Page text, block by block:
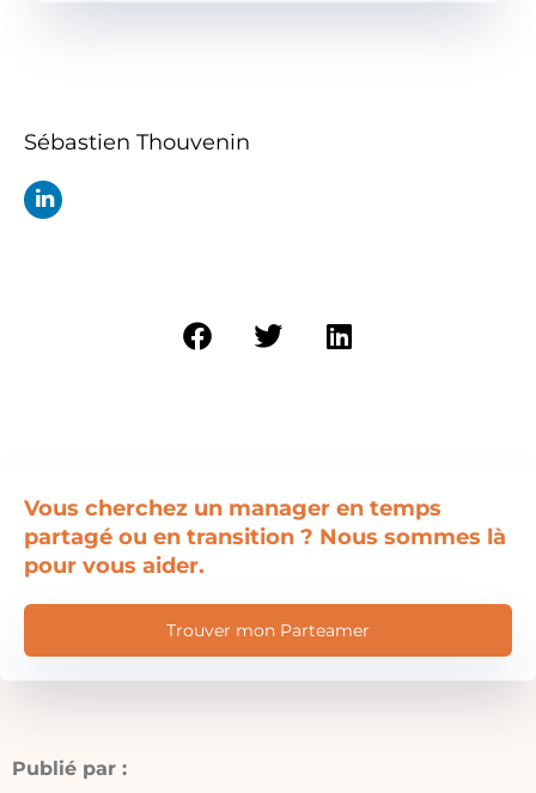
Sébastien Thouvenin
Vous cherchez un manager en temps
partagé ou en transition ? Nous sommes là
pour vous aider.
Trouver mon Parteamer
Publié par :